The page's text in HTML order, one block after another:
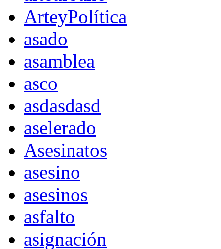
ArteyPolítica
asado
asamblea
asco
asdasdasd
aselerado
Asesinatos
asesino
asesinos
asfalto
asignación